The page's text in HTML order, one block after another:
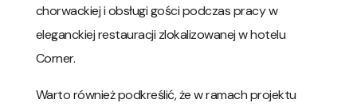
chorwackiej i obsługi gości podczas pracy w
eleganckiej restauracji zlokalizowanej w hotelu
Corner.
Warto również podkreślić, że w ramach projektu